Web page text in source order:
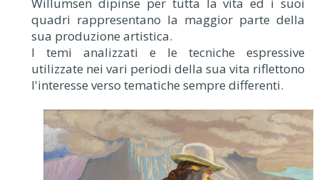
Willumsen dipinse per tutta la vita ed i suoi
quadri rappresentano la maggior parte della
sua produzione artistica.
I temi analizzati e le tecniche espressive
utilizzate nei vari periodi della sua vita riflettono
l'interesse verso tematiche sempre differenti.